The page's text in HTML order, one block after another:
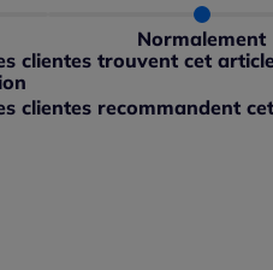
Normalement
: 0%
clientes trouvent cet
clientes recommandent